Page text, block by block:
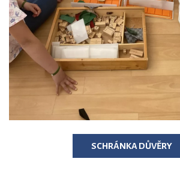
SCHRÁNKA DŮVĚRY